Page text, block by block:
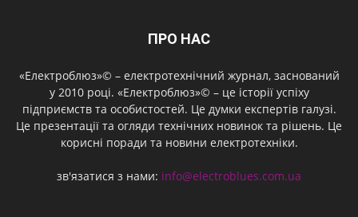
ПРО НАС
«Електроблюз»© – електротехнічний журнал, заснований
у 2010 році. «Електроблюз»© – це історії успіху
підприємств та особистостей. Це думки експертів галузі.
Це презентації та огляди технічних новинок та рішень. Це
корисні поради та новини електротехніки.
зв'язатися з нами: info@electroblues.com.ua